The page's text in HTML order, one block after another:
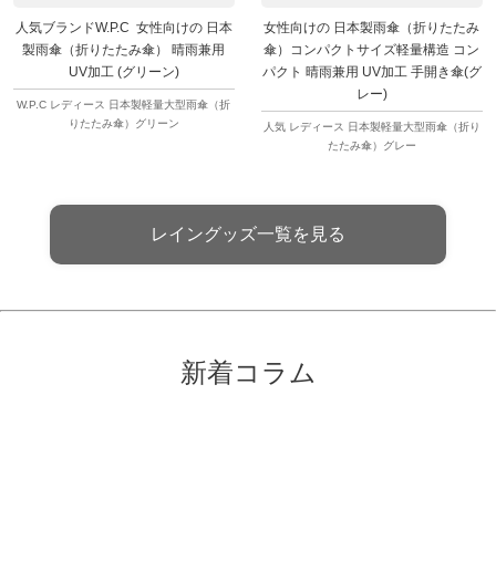
人気ブランドW.P.C 女性向けの 日本
製雨傘（折りたたみ傘） 晴雨兼用
UV加工 (グリーン)
W.P.C レディース 日本製軽量大型雨傘（折
りたたみ傘）グリーン
女性向けの 日本製雨傘（折りたたみ
傘）コンパクトサイズ軽量構造 コン
パクト 晴雨兼用 UV加工 手開き傘(グ
レー)
人気 レディース 日本製軽量大型雨傘（折り
たたみ傘）グレー
レイングッズ一覧を見る
新着コラム